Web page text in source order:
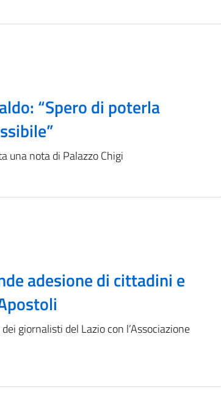
“Spero di poterla
una nota di Palazzo Chigi
adesione di cittadini e
giornalisti del Lazio con l’Associazione